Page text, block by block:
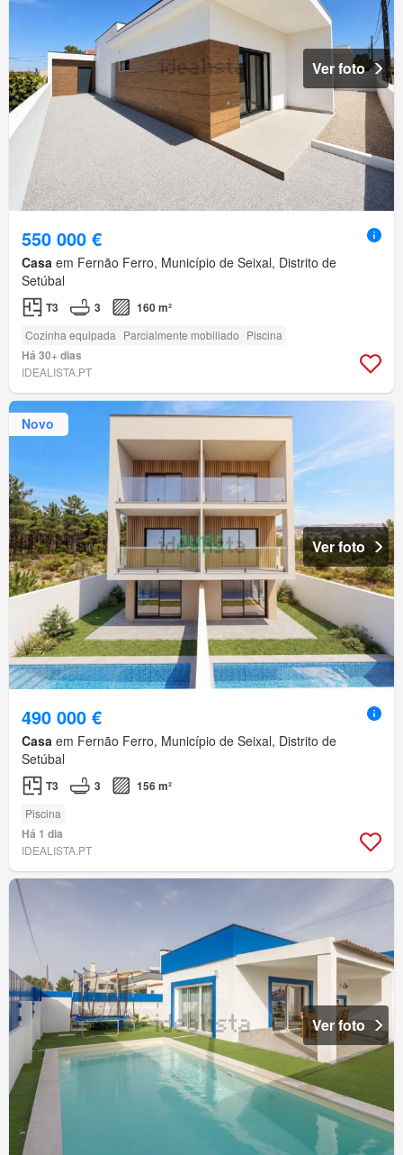
Ver foto
550 000 €
Casa em Fernão Ferro, Município de Seixal, Distrito de
Setúbal
T3 3 160 m²
Cozinha equipada Parcialmente mobiliado Piscina
Há 30+ dias
IDEALISTA.PT
Novo
Ver foto
490 000 €
Casa em Fernão Ferro, Município de Seixal, Distrito de
Setúbal
T3 3 156 m²
Piscina
Há 1 dia
IDEALISTA.PT
Ver foto